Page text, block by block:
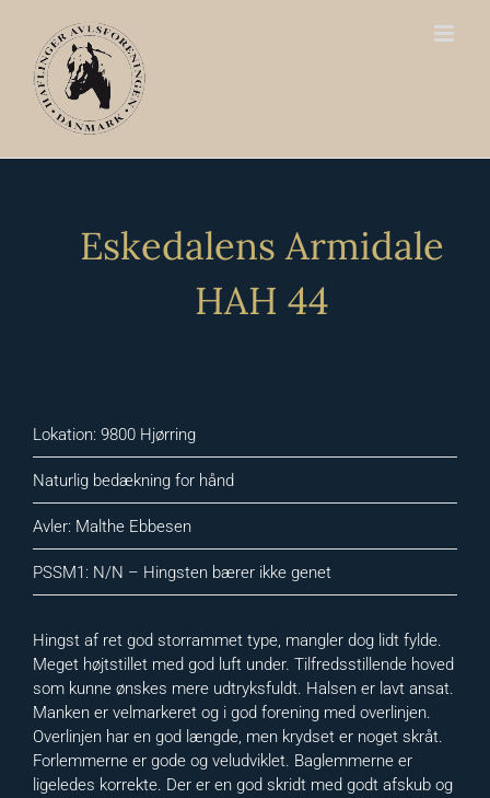
content
Eskedalens Armidale
HAH 44
Lokation: 9800 Hjørring
Naturlig bedækning for hånd
Avler: Malthe Ebbesen
PSSM1: N/N – Hingsten bærer ikke genet
Hingst af ret god storrammet type, mangler dog lidt fylde.
Meget højtstillet med god luft under. Tilfredsstillende hoved
som kunne ønskes mere udtryksfuldt. Halsen er lavt ansat.
Manken er velmarkeret og i god forening med overlinjen.
Overlinjen har en god længde, men krydset er noget skråt.
Forlemmerne er gode og veludviklet. Baglemmerne er
ligeledes korrekte. Der er en god skridt med godt afskub og